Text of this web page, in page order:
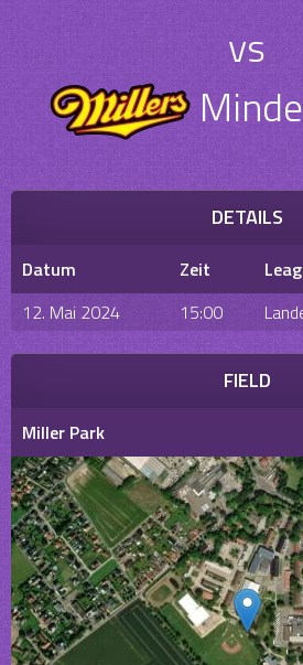
vs
DETAILS
Datum Zeit
12. Mai 2024
15:00
FIELD
Miller Park